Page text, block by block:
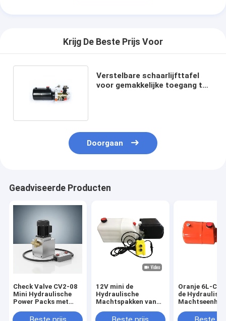
Krijg De Beste Prijs Voor
Verstelbare schaarlijfttafel
voor gemakkelijke toegang tot
Doorgaan
Geadviseerde Producten
Check Valve CV2-08
Mini Hydraulische
Power Packs met
meter 2 knop
12V mini de
Hydraulische
Machtspakken van
Oranje 6L-
de
gelijkstroom